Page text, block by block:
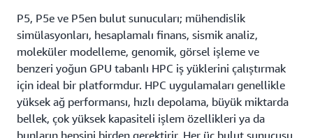
dağıtılmasını kolaylaştırır.
P5, P5e ve P5en bulut sunucuları; mühendislik
simülasyonları, hesaplamalı finans, sismik analiz,
moleküler modelleme, genomik, görsel işleme ve
benzeri yoğun GPU tabanlı HPC iş yüklerini çalıştırmak
için ideal bir platformdur. HPC uygulamaları genellikle
yüksek ağ performansı, hızlı depolama, büyük miktarda
bellek, çok yüksek kapasiteli işlem özellikleri ya da
bunların hepsini birden gerektirir. Her üç bulut sunucusu